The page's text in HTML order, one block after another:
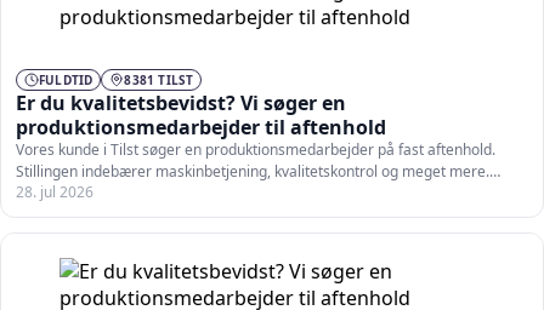
FULDTID 8381 TILST
Er du kvalitetsbevidst? Vi søger en
produktionsmedarbejder til aftenhold
Vores kunde i Tilst søger en produktionsmedarbejder på fast aftenhold.
Stillingen indebærer maskinbetjening, kvalitetskontrol og meget mere.
Som…
28. jul 2026